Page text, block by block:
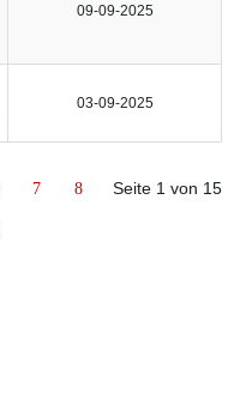
09-09-2025
03-09-2025
Seite 1 von 15
7 8